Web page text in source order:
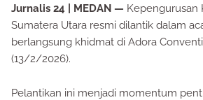
Jurnalis 24 | MEDAN — Kepengurusan
Sumatera Utara resmi dilantik dalam
berlangsung khidmat di Adora
(13/2/2026).
Pelantikan ini menjadi momentum